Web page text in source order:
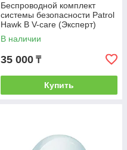
Беспроводной комплект
системы безопасности Patrol
Hawk B V-care (Эксперт)
В наличии
35 000 ₸
Купить